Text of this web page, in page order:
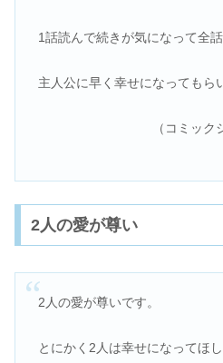
1話読んで続きが気になって全話
主人公に早く幸せになってもら
（コミック
2人の愛が尊い
2人の愛が尊いです。
とにかく2人は幸せになってほし